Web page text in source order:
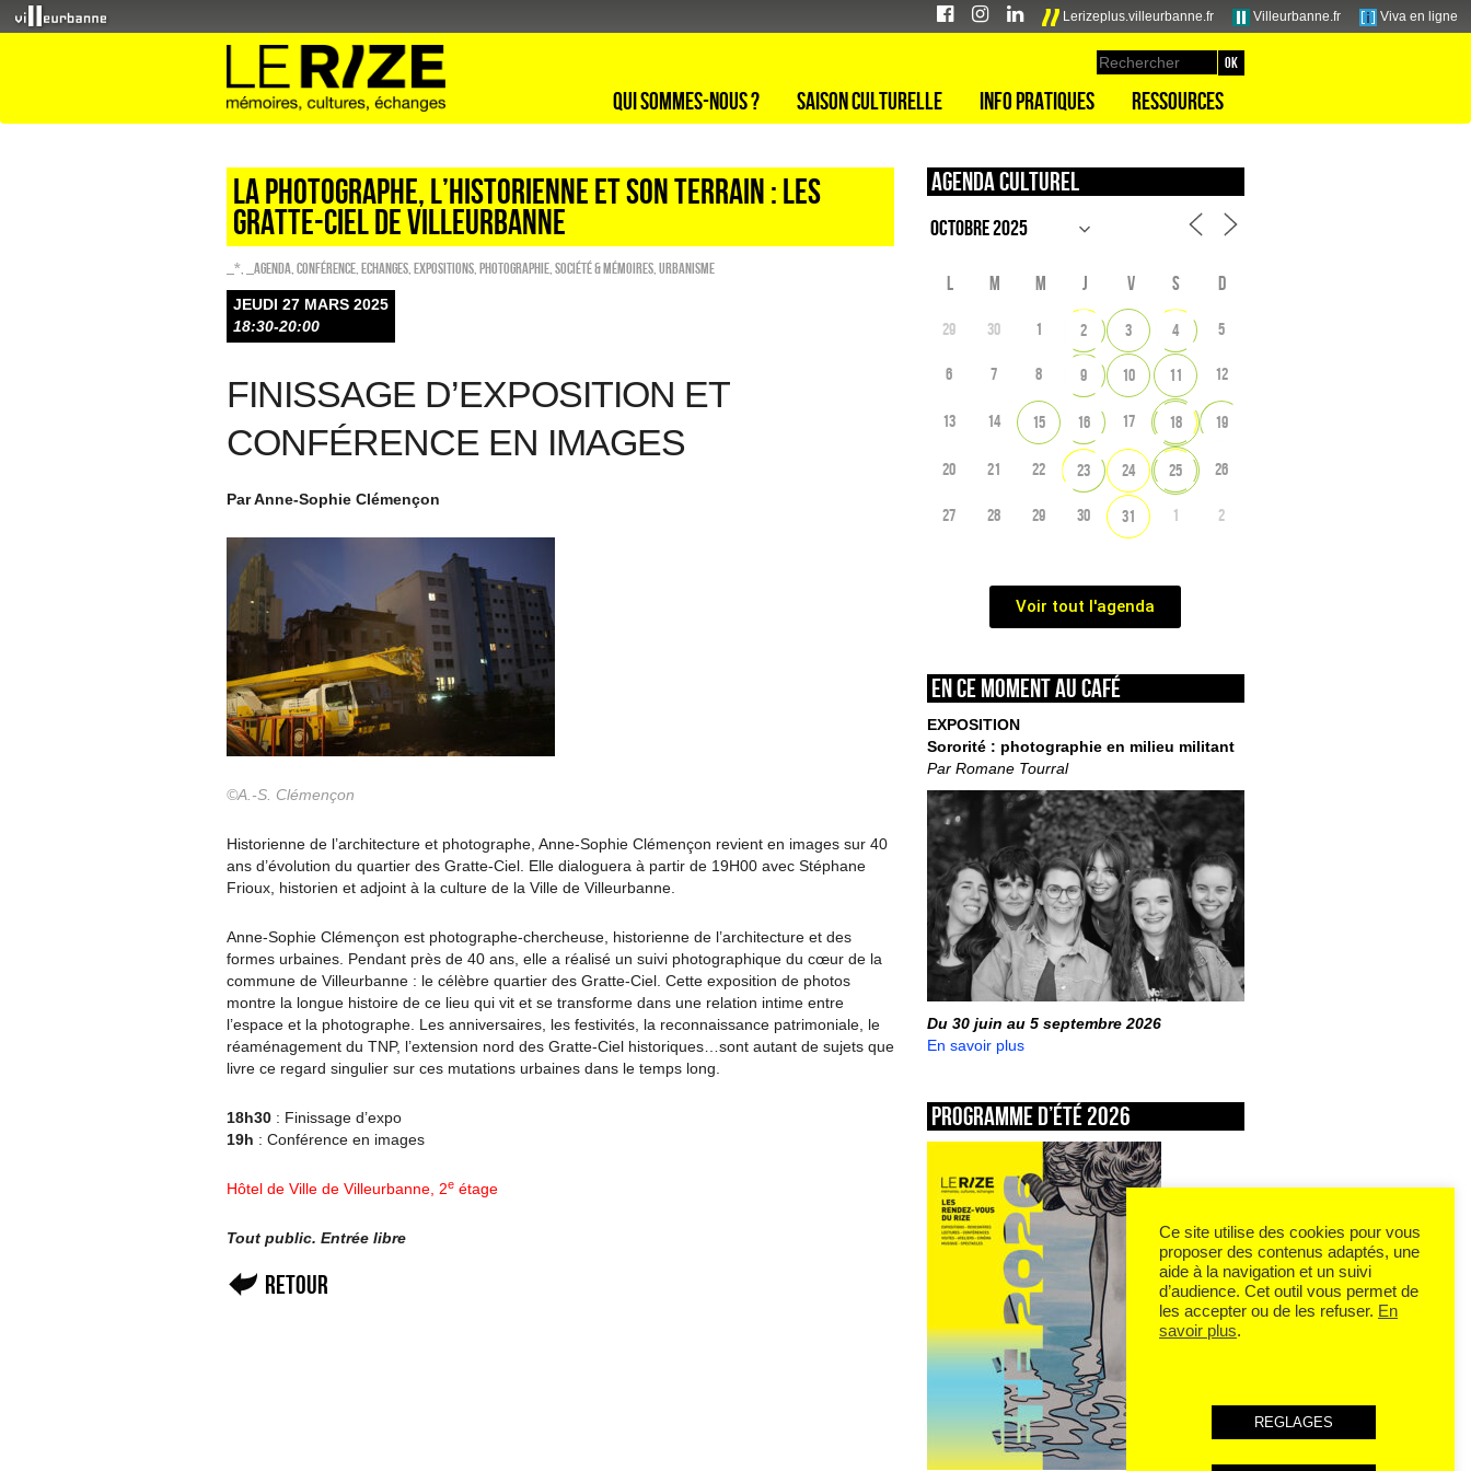
Lerizeplus.villeurbanne.fr Villeurbanne.fr Viva en ligne
Qui sommes-nous ? Saison culturelle Info pratiques Ressources
LA PHOTOGRAPHE, L’HISTORIENNE ET SON TERRAIN : LES
GRATTE-CIEL DE VILLEURBANNE
_* _Agenda Conférence ECHANGES EXPOSITIONS Photographie Société & Mémoires Urbanisme
JEUDI 27 MARS 2025
18:30-20:00
FINISSAGE D’EXPOSITION ET
CONFÉRENCE EN IMAGES
Par Anne-Sophie Clémençon
©A.-S. Clémençon
Historienne de l’architecture et photographe, Anne-Sophie Clémençon revient en images sur 40
ans d’évolution du quartier des Gratte-Ciel. Elle dialoguera à partir de 19H00 avec Stéphane
Frioux, historien et adjoint à la culture de la Ville de Villeurbanne.
Anne-Sophie Clémençon est photographe-chercheuse, historienne de l’architecture et des
formes urbaines. Pendant près de 40 ans, elle a réalisé un suivi photographique du cœur de la
commune de Villeurbanne : le célèbre quartier des Gratte-Ciel. Cette exposition de photos
montre la longue histoire de ce lieu qui vit et se transforme dans une relation intime entre
l’espace et la photographe. Les anniversaires, les festivités, la reconnaissance patrimoniale, le
réaménagement du TNP, l’extension nord des Gratte-Ciel historiques…sont autant de sujets que
livre ce regard singulier sur ces mutations urbaines dans le temps long.
18h30 : Finissage d’expo
19h : Conférence en images
Hôtel de Ville de Villeurbanne, 2e étage
Tout public. Entrée libre
Retour
Agenda culturel
L M M J V S D
29 30 1 2 3 4 5
6 7 8 9 10 11 12
13 14 15 16 17 18 19
20 21 22 23 24 25 26
27 28 29 30 31 1 2
Voir tout l'agenda
En ce moment au café
EXPOSITION
Sororité : photographie en milieu militant
Par Romane Tourral
Du 30 juin au 5 septembre 2026
En savoir plus
Programme d’été 2026
Ce site utilise des cookies pour vous
proposer des contenus adaptés, une
aide à la navigation et un suivi
d’audience. Cet outil vous permet de
les accepter ou de les refuser. En
savoir plus.
REGLAGES